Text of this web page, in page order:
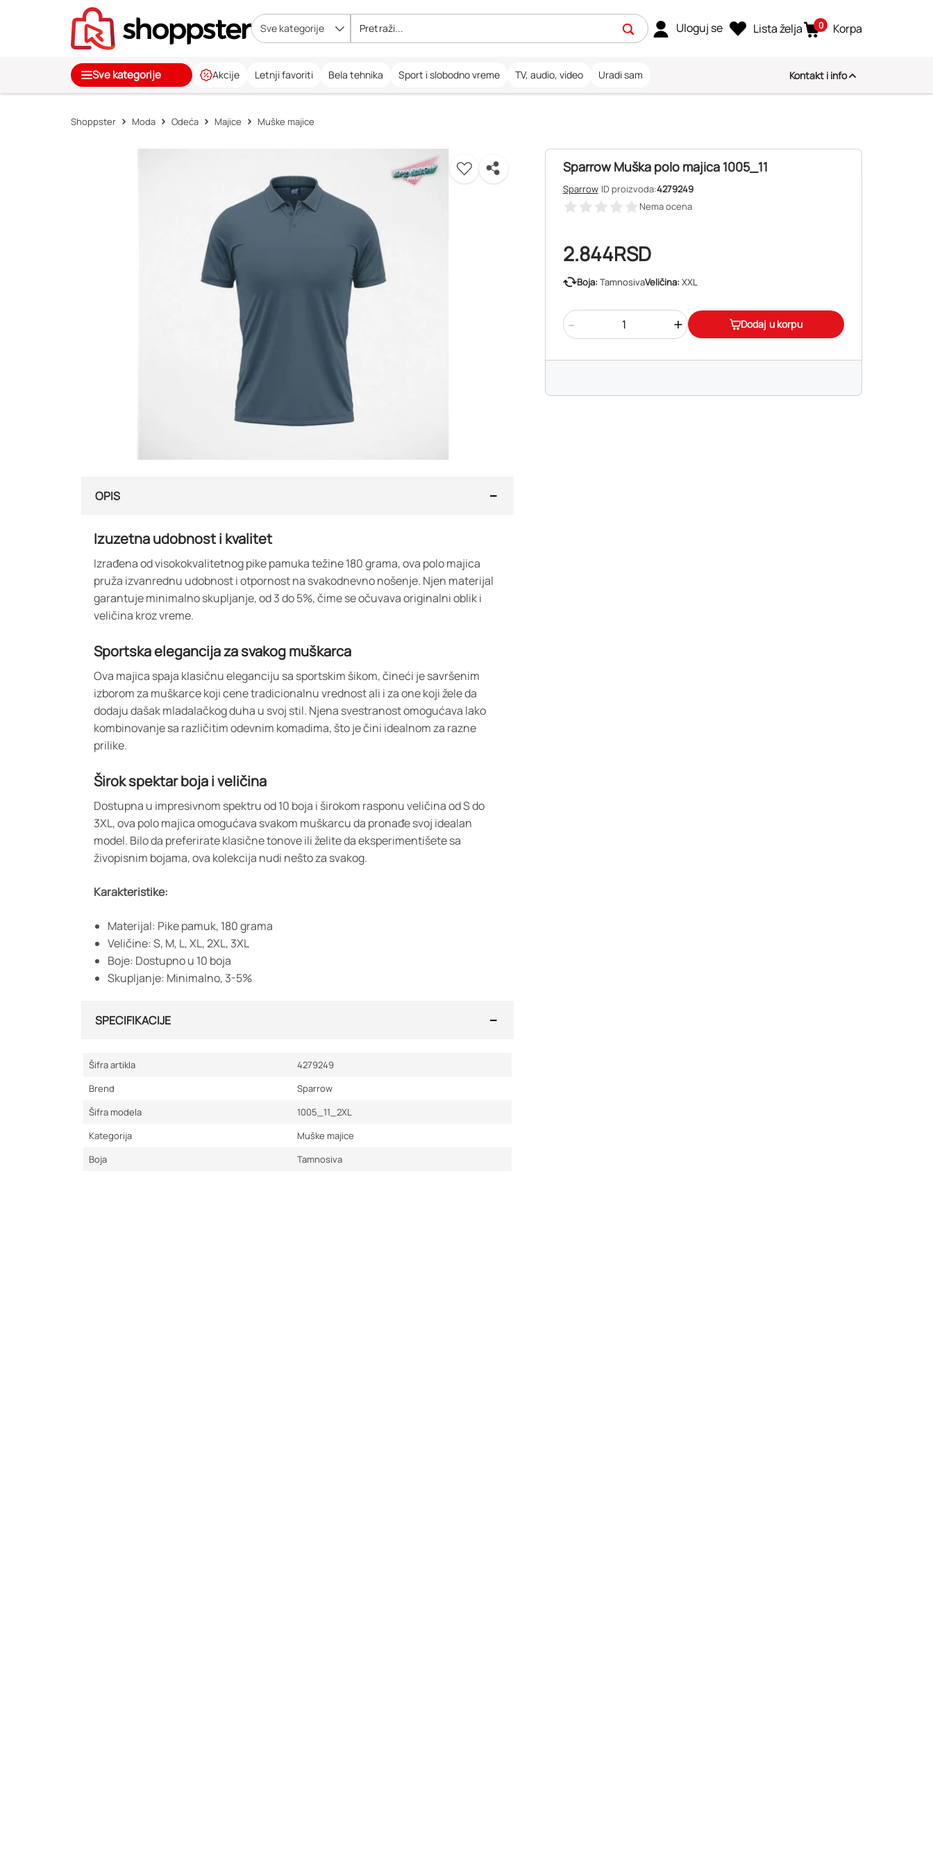
Sve kategorije Uloguj se Lista želja 0 Korpa
Sve kategorije Akcije Letnji favoriti Bela tehnika Sport i slobodno vreme TV, audio, video Uradi sam Kontakt i info
Shoppster Moda Odeća Majice Muške majice
Sparrow Muška polo majica 1005_11
Sparrow ID proizvoda:4279249
Nema ocena
2.844RSD
Boja: TamnosivaVeličina: XXL
- + Dodaj u korpu
OPIS
Izuzetna udobnost i kvalitet
Izrađena od visokokvalitetnog pike pamuka težine 180 grama, ova polo majica
pruža izvanrednu udobnost i otpornost na svakodnevno nošenje. Njen materijal
garantuje minimalno skupljanje, od 3 do 5%, čime se očuvava originalni oblik i
veličina kroz vreme.
Sportska elegancija za svakog muškarca
Ova majica spaja klasičnu eleganciju sa sportskim šikom, čineći je savršenim
izborom za muškarce koji cene tradicionalnu vrednost ali i za one koji žele da
dodaju dašak mladalačkog duha u svoj stil. Njena svestranost omogućava lako
kombinovanje sa različitim odevnim komadima, što je čini idealnom za razne
prilike.
Širok spektar boja i veličina
Dostupna u impresivnom spektru od 10 boja i širokom rasponu veličina od S do
3XL, ova polo majica omogućava svakom muškarcu da pronađe svoj idealan
model. Bilo da preferirate klasične tonove ili želite da eksperimentišete sa
živopisnim bojama, ova kolekcija nudi nešto za svakog.
Karakteristike:
Materijal: Pike pamuk, 180 grama
Veličine: S, M, L, XL, 2XL, 3XL
Boje: Dostupno u 10 boja
Skupljanje: Minimalno, 3-5%
SPECIFIKACIJE
Šifra artikla
4279249
Brend
Sparrow
Šifra modela
1005_11_2XL
Kategorija
Muške majice
Boja
Tamnosiva